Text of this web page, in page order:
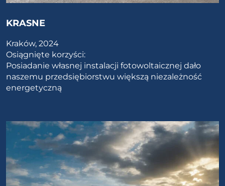
KRASNE
Kraków, 2024
Osiągnięte korzyści:
Posiadanie własnej instalacji fotowoltaicznej dało
naszemu przedsiębiorstwu większą niezależność
energetyczną